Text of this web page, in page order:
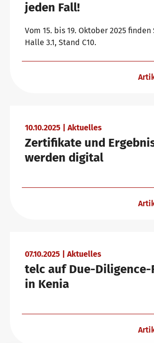
jeden Fall!
Vom 15. bis 19. Oktober 2025 finden
Halle 3.1, Stand C10.
10.10.2025 | Aktuelles
Zertifikate und
werden digital
07.10.2025 | Aktuelles
telc auf Due-Diligence-
in Kenia